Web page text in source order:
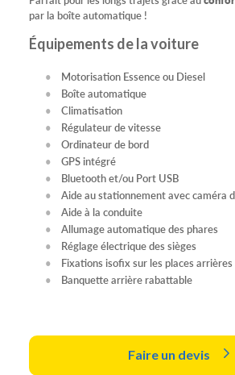
par la boîte automatique !
Équipements de la voiture
Motorisation Essence ou Diesel
Boîte automatique
Climatisation
Régulateur de vitesse
Ordinateur de bord
GPS intégré
Bluetooth et/ou Port USB
Aide au stationnement avec caméra
Aide à la conduite
Allumage automatique des phares
Réglage électrique des sièges
Fixations isofix sur les places arrières
Banquette arrière rabattable
Faire un devis